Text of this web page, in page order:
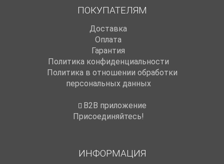
ПОКУПАТЕЛЯМ
Доставка
Оплата
Гарантия
Политика конфиденциальности
Политика в отношении обработки
персональных данных
B2B приложение
Присоединяйтесь!
ИНФОРМАЦИЯ